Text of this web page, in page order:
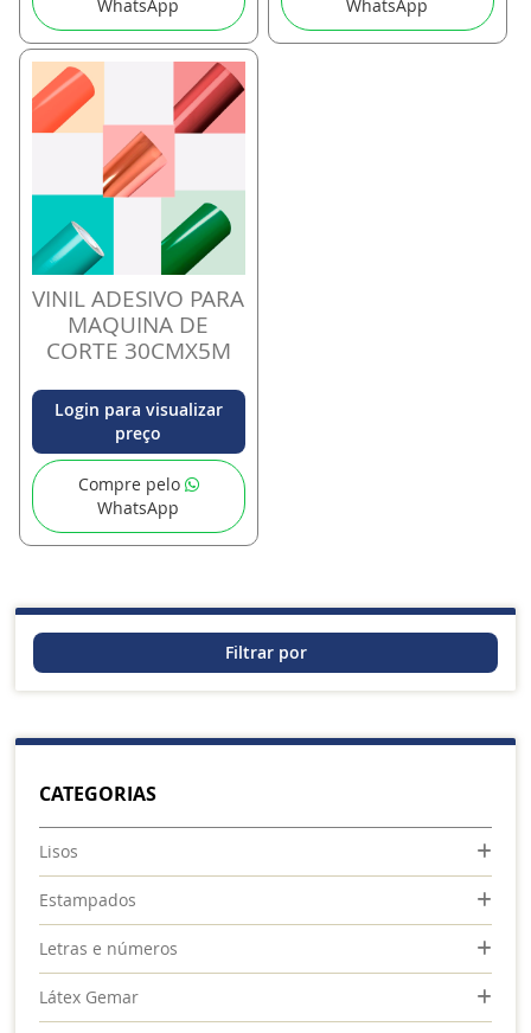
WhatsApp WhatsApp
VINIL ADESIVO PARA
MAQUINA DE
CORTE 30CMX5M
Login para visualizar
preço
Compre pelo
WhatsApp
Filtrar por
CATEGORIAS
Lisos
Estampados
Letras e números
Látex Gemar